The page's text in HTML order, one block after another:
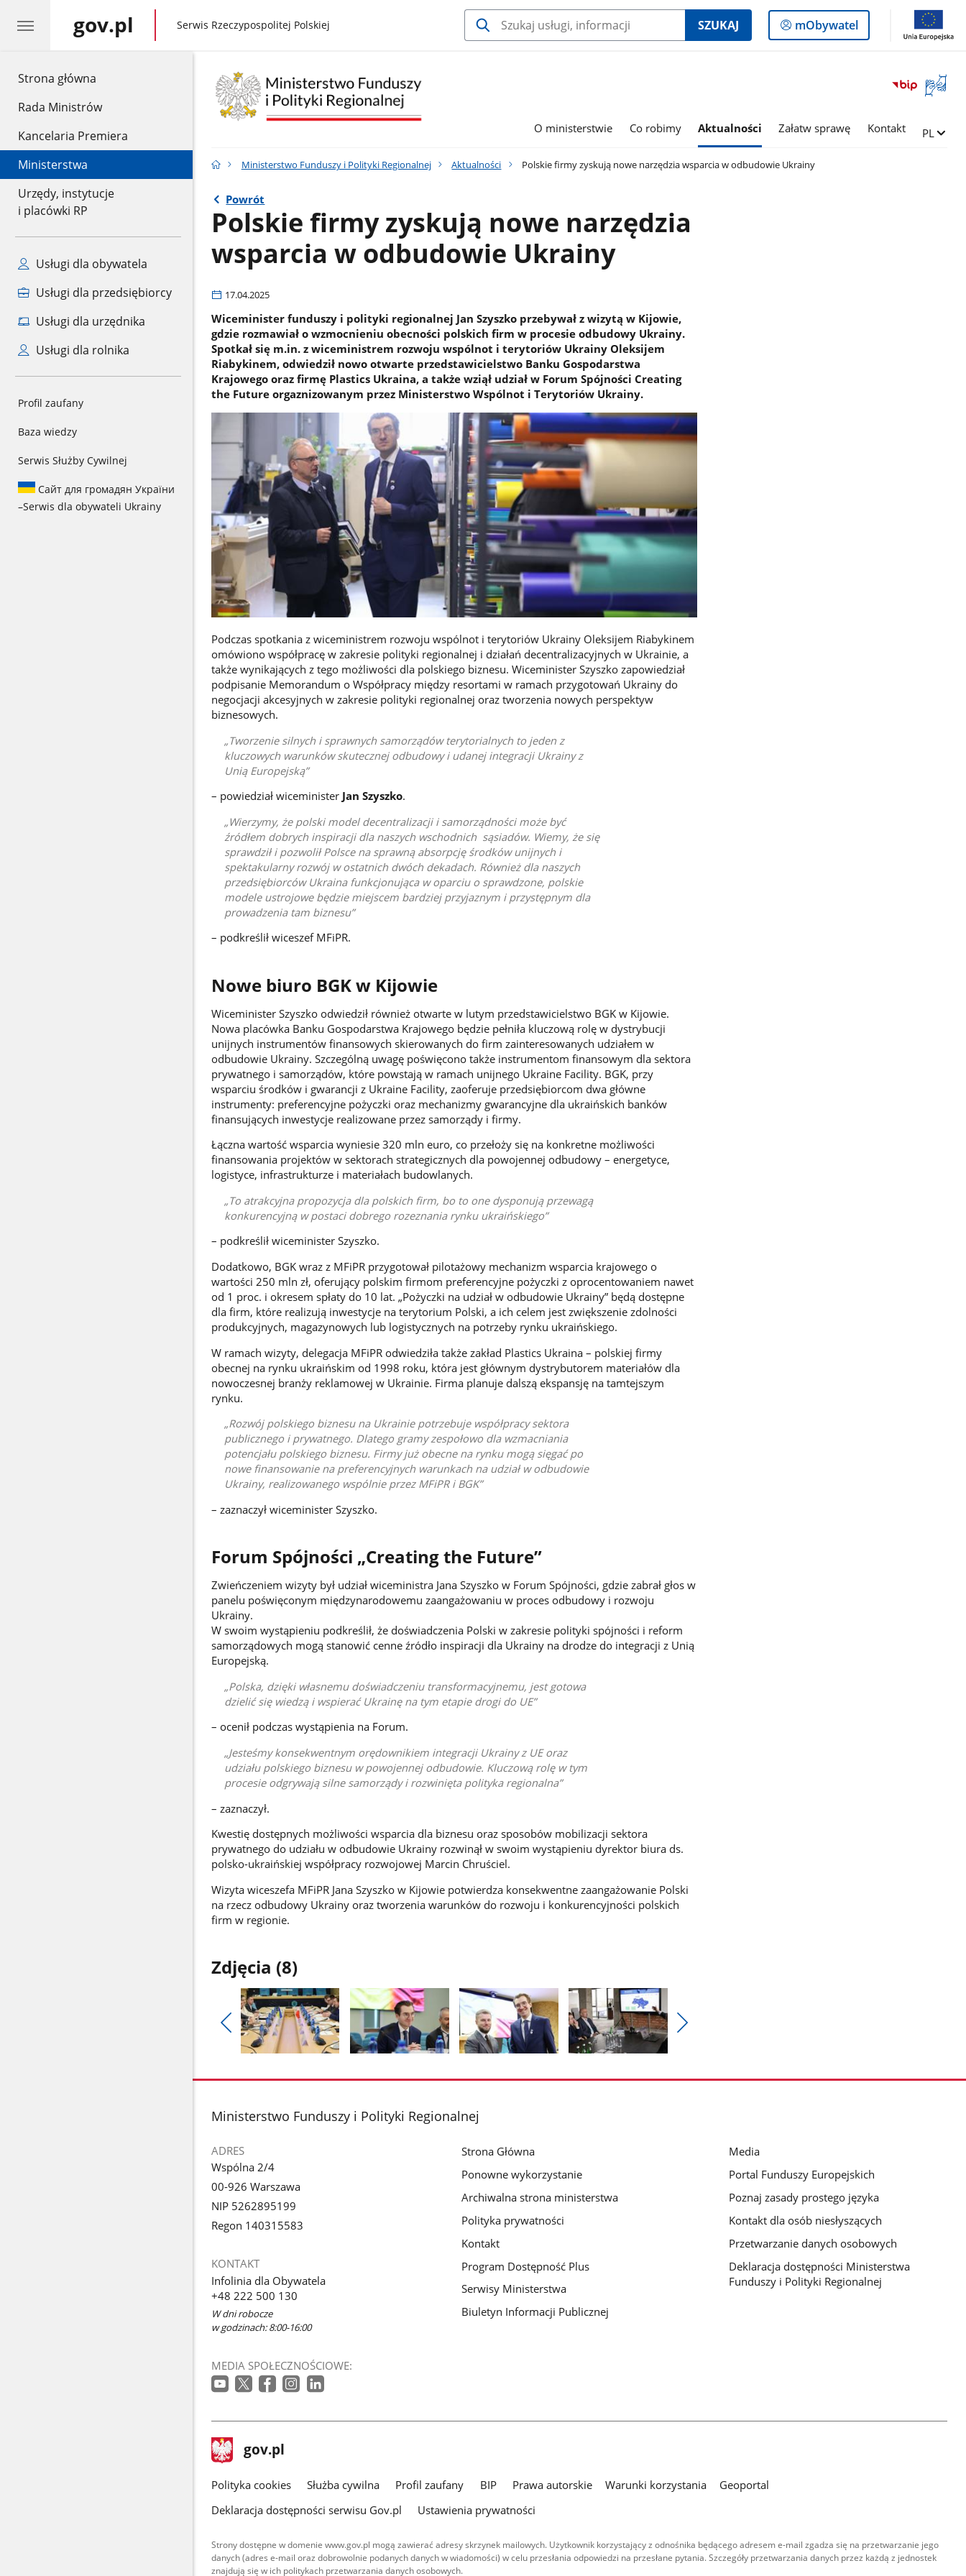
Strona główna
Rada Ministrów
Kancelaria Premiera
Ministerstwa
Urzędy, instytucje
i placówki RP
Usługi dla obywatela
Usługi dla przedsiębiorcy
Usługi dla urzędnika
Usługi dla rolnika
Profil zaufany
Baza wiedzy
Serwis Służby Cywilnej
Сайт для громадян України
–Serwis dla obywateli Ukrainy
gov.pl gov.pl
Serwis Rzeczypospolitej Polskiej SZUKAJ
Logowanie
do
mObywatel
Otwórz
okno
języka
O ministerstwie Co robimy Aktualności Załatw sprawę Kontakt Zmień
PL
Ministerstwo Funduszy i Polityki Regionalnej Aktualności Polskie firmy zyskują nowe narzędzia wsparcia w odbudowie Ukrainy
Powrót
Polskie firmy zyskują nowe narzędzia
wsparcia w odbudowie Ukrainy
17.04.2025
Wiceminister funduszy i polityki regionalnej Jan Szyszko przebywał z wizytą w Kijowie,
gdzie rozmawiał o wzmocnieniu obecności polskich firm w procesie odbudowy Ukrainy.
Spotkał się m.in. z wiceministrem rozwoju wspólnot i terytoriów Ukrainy Oleksijem
Riabykinem, odwiedził nowo otwarte przedstawicielstwo Banku Gospodarstwa
Krajowego oraz firmę Plastics Ukraina, a także wziął udział w Forum Spójności Creating
the Future orgaznizowanym przez Ministerstwo Wspólnot i Terytoriów Ukrainy.
Podczas spotkania z wiceministrem rozwoju wspólnot i terytoriów Ukrainy Oleksijem Riabykinem
omówiono współpracę w zakresie polityki regionalnej i działań decentralizacyjnych w Ukrainie, a
także wynikających z tego możliwości dla polskiego biznesu. Wiceminister Szyszko zapowiedział
podpisanie Memorandum o Współpracy między resortami w ramach przygotowań Ukrainy do
negocjacji akcesyjnych w zakresie polityki regionalnej oraz tworzenia nowych perspektyw
biznesowych.
Tworzenie silnych i sprawnych samorządów terytorialnych to jeden z
kluczowych warunków skutecznej odbudowy i udanej integracji Ukrainy z
Unią Europejską
– powiedział wiceminister Jan Szyszko.
Wierzymy, że polski model decentralizacji i samorządności może być
źródłem dobrych inspiracji dla naszych wschodnich sąsiadów. Wiemy, że się
sprawdził i pozwolił Polsce na sprawną absorpcję środków unijnych i
spektakularny rozwój w ostatnich dwóch dekadach. Również dla naszych
przedsiębiorców Ukraina funkcjonująca w oparciu o sprawdzone, polskie
modele ustrojowe będzie miejscem bardziej przyjaznym i przystępnym dla
prowadzenia tam biznesu
– podkreślił wiceszef MFiPR.
Nowe biuro BGK w Kijowie
Wiceminister Szyszko odwiedził również otwarte w lutym przedstawicielstwo BGK w Kijowie.
Nowa placówka Banku Gospodarstwa Krajowego będzie pełniła kluczową rolę w dystrybucji
unijnych instrumentów finansowych skierowanych do firm zainteresowanych udziałem w
odbudowie Ukrainy. Szczególną uwagę poświęcono także instrumentom finansowym dla sektora
prywatnego i samorządów, które powstają w ramach unijnego Ukraine Facility. BGK, przy
wsparciu środków i gwarancji z Ukraine Facility, zaoferuje przedsiębiorcom dwa główne
instrumenty: preferencyjne pożyczki oraz mechanizmy gwarancyjne dla ukraińskich banków
finansujących inwestycje realizowane przez samorządy i firmy.
Łączna wartość wsparcia wyniesie 320 mln euro, co przełoży się na konkretne możliwości
finansowania projektów w sektorach strategicznych dla powojennej odbudowy – energetyce,
logistyce, infrastrukturze i materiałach budowlanych.
To atrakcyjna propozycja dla polskich firm, bo to one dysponują przewagą
konkurencyjną w postaci dobrego rozeznania rynku ukraińskiego
– podkreślił wiceminister Szyszko.
Dodatkowo, BGK wraz z MFiPR przygotował pilotażowy mechanizm wsparcia krajowego o
wartości 250 mln zł, oferujący polskim firmom preferencyjne pożyczki z oprocentowaniem nawet
od 1 proc. i okresem spłaty do 10 lat. „Pożyczki na udział w odbudowie Ukrainy” będą dostępne
dla firm, które realizują inwestycje na terytorium Polski, a ich celem jest zwiększenie zdolności
produkcyjnych, magazynowych lub logistycznych na potrzeby rynku ukraińskiego.
W ramach wizyty, delegacja MFiPR odwiedziła także zakład Plastics Ukraina – polskiej firmy
obecnej na rynku ukraińskim od 1998 roku, która jest głównym dystrybutorem materiałów dla
nowoczesnej branży reklamowej w Ukrainie. Firma planuje dalszą ekspansję na tamtejszym
rynku.
Rozwój polskiego biznesu na Ukrainie potrzebuje współpracy sektora
publicznego i prywatnego. Dlatego gramy zespołowo dla wzmacniania
potencjału polskiego biznesu. Firmy już obecne na rynku mogą sięgać po
nowe finansowanie na preferencyjnych warunkach na udział w odbudowie
Ukrainy, realizowanego wspólnie przez MFiPR i BGK
– zaznaczył wiceminister Szyszko.
Forum Spójności „Creating the Future”
Zwieńczeniem wizyty był udział wiceministra Jana Szyszko w Forum Spójności, gdzie zabrał głos w
panelu poświęconym międzynarodowemu zaangażowaniu w proces odbudowy i rozwoju
Ukrainy.
W swoim wystąpieniu podkreślił, że doświadczenia Polski w zakresie polityki spójności i reform
samorządowych mogą stanowić cenne źródło inspiracji dla Ukrainy na drodze do integracji z Unią
Europejską.
Polska, dzięki własnemu doświadczeniu transformacyjnemu, jest gotowa
dzielić się wiedzą i wspierać Ukrainę na tym etapie drogi do UE
– ocenił podczas wystąpienia na Forum.
Jesteśmy konsekwentnym orędownikiem integracji Ukrainy z UE oraz
udziału polskiego biznesu w powojennej odbudowie. Kluczową rolę w tym
procesie odgrywają silne samorządy i rozwinięta polityka regionalna
– zaznaczył.
Kwestię dostępnych możliwości wsparcia dla biznesu oraz sposobów mobilizacji sektora
prywatnego do udziału w odbudowie Ukrainy rozwinął w swoim wystąpieniu dyrektor biura ds.
polsko-ukraińskiej współpracy rozwojowej Marcin Chruściel.
Wizyta wiceszefa MFiPR Jana Szyszko w Kijowie potwierdza konsekwentne zaangażowanie Polski
na rzecz odbudowy Ukrainy oraz tworzenia warunków do rozwoju i konkurencyjności polskich
firm w regionie.
Zdjęcia (8)
Pokaż
poprzednie
galerii.
galerii.
galerii.
stopka
Ministerstwo Funduszy i Polityki Regionalnej
ADRES
Wspólna 2/4
00-926 Warszawa
NIP 5262895199
Regon 140315583
KONTAKT
Infolinia dla Obywatela
+48 222 500 130
W dni robocze
w godzinach: 8:00-16:00
MEDIA SPOŁECZNOŚCIOWE:
Strona Główna
Ponowne wykorzystanie
Archiwalna strona ministerstwa
Polityka prywatności
Kontakt
Program Dostępność Plus
Serwisy Ministerstwa
Biuletyn Informacji Publicznej
Media
Portal Funduszy Europejskich
Poznaj zasady prostego języka
Kontakt dla osób niesłyszących
Przetwarzanie danych osobowych
Deklaracja dostępności Ministerstwa
Funduszy i Polityki Regionalnej
stopka
gov.pl Strona
gov.pl
gov.pl
Polityka cookies Służba cywilna Profil zaufany BIP Prawa autorskie Warunki korzystania
Geoportal
Deklaracja dostępności serwisu Gov.pl
Ustawienia prywatności
Strony dostępne w domenie www.gov.pl mogą zawierać adresy skrzynek mailowych. Użytkownik korzystający z odnośnika będącego adresem e-mail zgadza się na przetwarzanie jego
danych (adres e-mail oraz dobrowolnie podanych danych w wiadomości) w celu przesłania odpowiedzi na przesłane pytania. Szczegóły przetwarzania danych przez każdą z jednostek
znajdują się w ich politykach przetwarzania danych osobowych.